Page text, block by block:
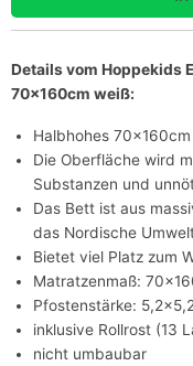
Details vom Hoppekids
70x160cm weiß:
Halbhohes
Die Oberfläche wird
Substanzen und
Das Bett ist aus
das Nordische
Bietet viel Platz zum
Matratzenmaß:
Pfostenstärke:
inklusive Rollrost (13
nicht umbaubar